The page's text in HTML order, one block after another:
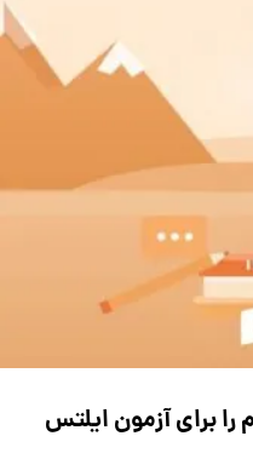
را برای آزمون ایلتس